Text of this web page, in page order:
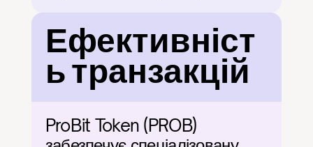
Ефективніст
ь транзакцій
ProBit Token (PROB)